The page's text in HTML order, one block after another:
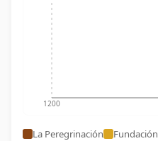
1200
La Peregrinación Fundación